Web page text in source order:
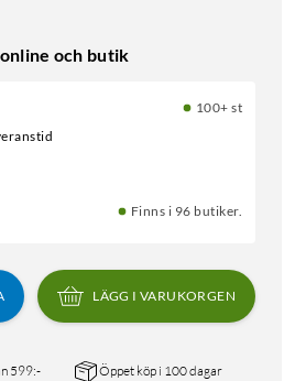
och butik
100+ st
Finns i 96 butiker.
LÄGG I VARUKORGEN
599:- Öppet köp i 100 dagar